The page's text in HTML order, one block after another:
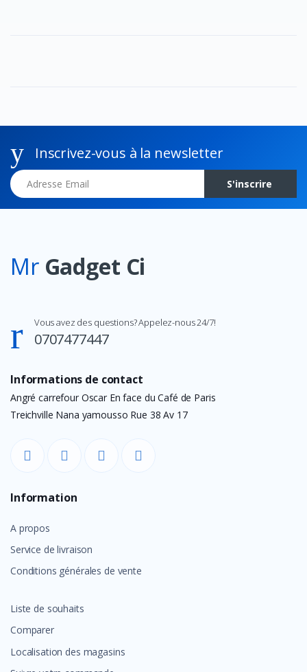
Inscrivez-vous à la newsletter
Adresse Email
S'inscrire
Mr Gadget Ci
Vous avez des questions? Appelez-nous 24/7!
0707477447
Informations de contact
Angré carrefour Oscar En face du Café de Paris
Treichville Nana yamousso Rue 38 Av 17
Information
A propos
Service de livraison
Conditions générales de vente
Liste de souhaits
Comparer
Localisation des magasins